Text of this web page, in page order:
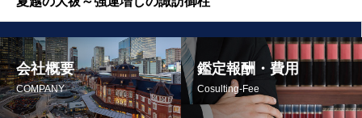
会社概要
COMPANY
鑑定報酬・費用
Cosulting-Fee